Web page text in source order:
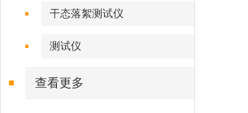
干态落絮测试仪
测试仪
查看更多